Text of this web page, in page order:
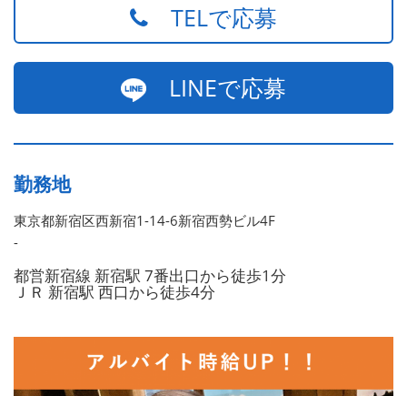
TELで応募
LINEで応募
勤務地
東京都新宿区西新宿1-14-6新宿西勢ビル4F
-
都営新宿線 新宿駅 7番出口から徒歩1分
ＪＲ 新宿駅 西口から徒歩4分